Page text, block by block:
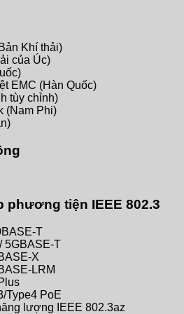
Khí thải)
của Úc)
EMC (Hàn Quốc)
tùy chỉnh)
(Nam Phi)
phương tiện IEEE 802.3
T
5GBASE-T
X
LRM
Type4 PoE
lượng IEEE 802.3az